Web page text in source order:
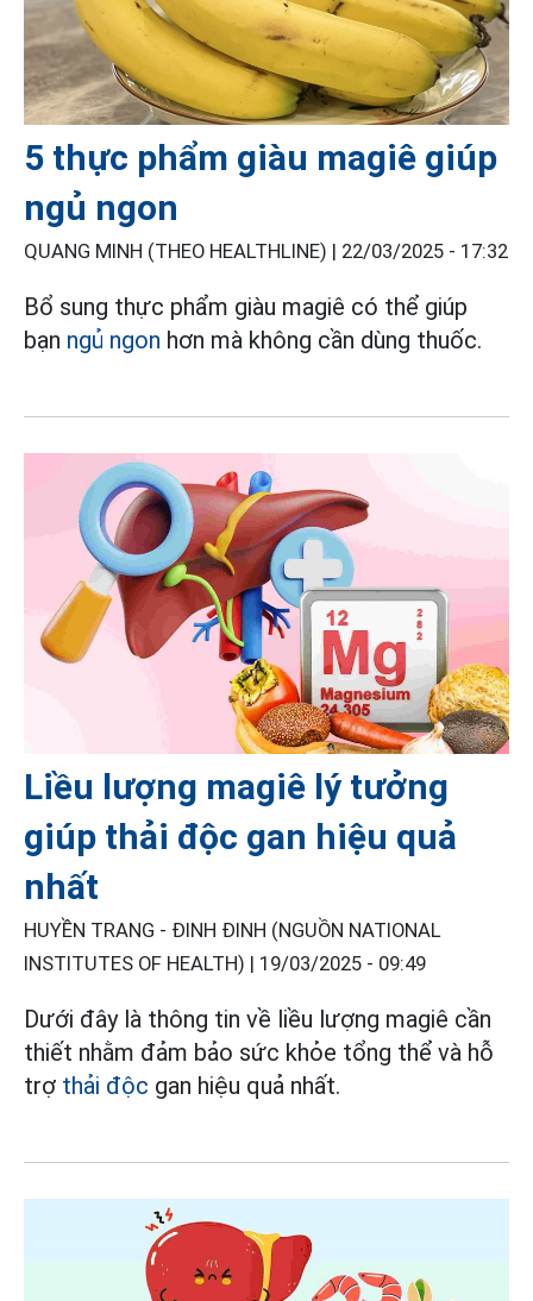
5 thực phẩm giàu magiê giúp
ngủ ngon
QUANG MINH (THEO HEALTHLINE) | 22/03/2025 - 17:32
Bổ sung thực phẩm giàu magiê có thể giúp
bạn ngủ ngon hơn mà không cần dùng thuốc.
Liều lượng magiê lý tưởng
giúp thải độc gan hiệu quả
nhất
HUYỀN TRANG - ĐINH ĐINH (NGUỒN NATIONAL
INSTITUTES OF HEALTH) | 19/03/2025 - 09:49
Dưới đây là thông tin về liều lượng magiê cần
thiết nhằm đảm bảo sức khỏe tổng thể và hỗ
trợ thải độc gan hiệu quả nhất.